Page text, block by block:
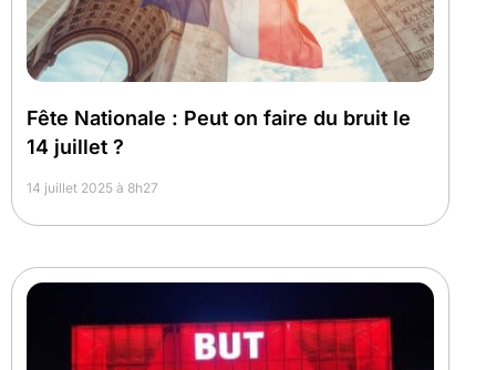
Fête Nationale : Peut on faire du bruit le
14 juillet ?
14 juillet 2025 à 8h27